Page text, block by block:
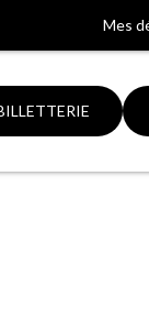
Mes